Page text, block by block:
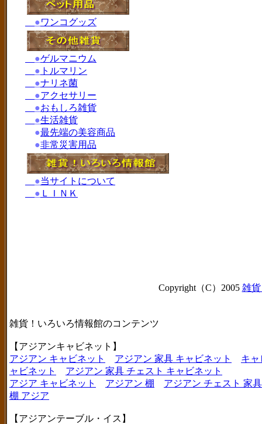
●ワンコグッズ
●ゲルマニウム
● トルマリン
●ナリネ菌
●アクセサリー
●おもしろ雑貨
●生活雑貨
●最先端の美容商品
●非常災害用品
●当サイトについて
● ＬＩＮＫ
Copyright（C）2005 雑
雑貨！いろいろ情報館のコンテンツ
【アジアンキャビネット】
アジアン キャビネット
アジアン 家具 キャビネット
キャ
ャビネット
アジアン 家具 チェスト キャビネット
アジア キャビネット
アジアン 棚
アジアン チェスト 家
棚 アジア
【アジアンテーブル・イス】